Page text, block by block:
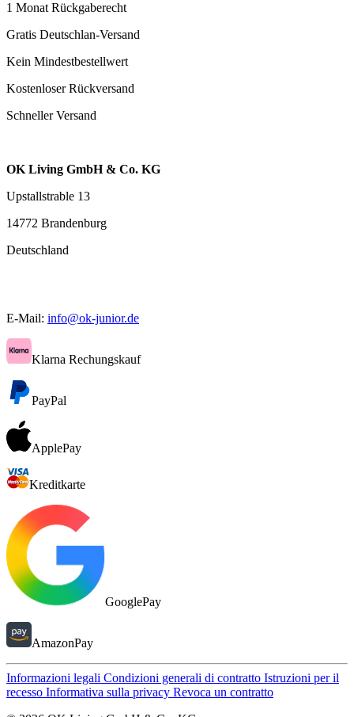
1 Monat Rückgaberecht
Gratis Deutschlan-Versand
Kein Mindestbestellwert
Kostenloser Rückversand
Schneller Versand
OK Living GmbH & Co. KG
Upstallstrable 13
14772 Brandenburg
Deutschland
E-Mail: info@ok-junior.de
Klarna Rechungskauf
PayPal
ApplePay
Kreditkarte
GooglePay
AmazonPay
Informazioni legali Condizioni generali di contratto Istruzioni per il
recesso Informativa sulla privacy Revoca un contratto